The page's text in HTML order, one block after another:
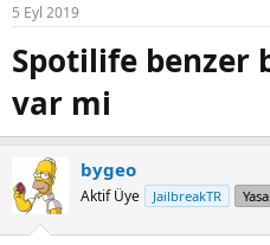
s
5 Eyl 2019
Spotilife benzer
var mi
bygeo
Aktif Üye JailbreakTR